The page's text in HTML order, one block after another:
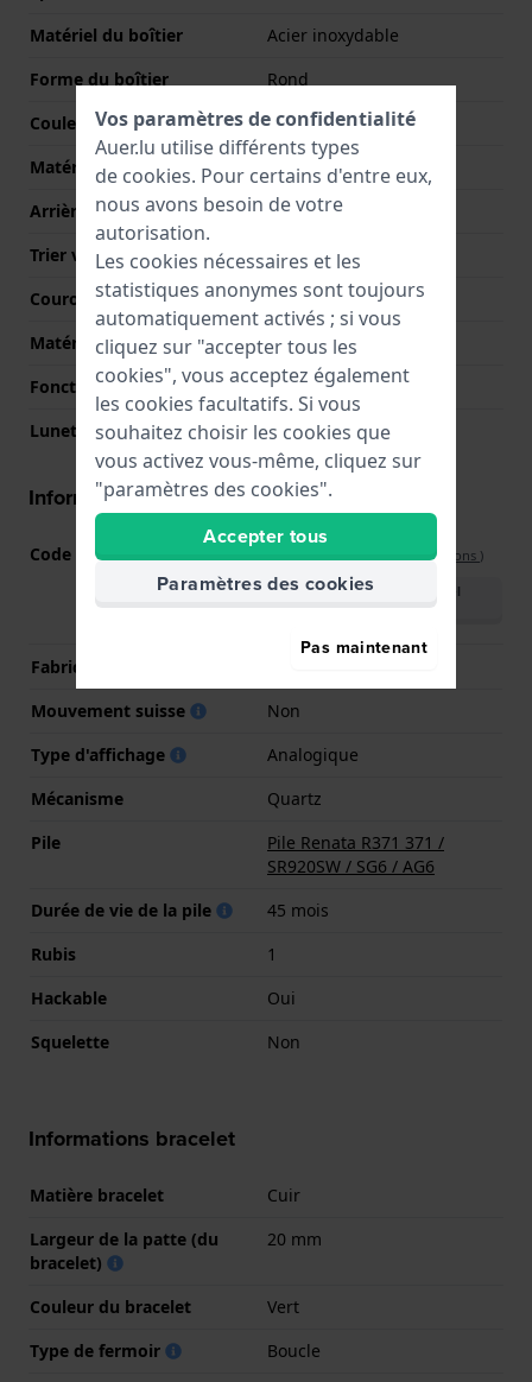
Matériel du boîtier
Acier inoxydable
Forme du boîtier
Rond
Couleur du boîtier
Gris
Matériau du boîtier arrière
Acier inoxydable
Arrière de Boitier
Fond de boîtier vissé
Trier verre
Saphire
Couronne
Couronne de tirer
Matérielle lunette
Acier inoxydable
Fonction de la lunette
24-heures affichage
Lunette tournante
Aucun - Corrigé
Informations mouvement
Code Mouvement Voir les spécifications )
Télécharger le manuel
(English)
Fabricant de mouvement
Mouvement suisse
Non
Type d'affichage
Analogique
Mécanisme
Quartz
Pile
Pile Renata R371 371 /
SR920SW / SG6 / AG6
Durée de vie de la pile
45 mois
Rubis
1
Hackable
Oui
Squelette
Non
Informations bracelet
Matière bracelet
Cuir
Largeur de la patte (du
bracelet)
20 mm
Couleur du bracelet
Vert
Type de fermoir
Boucle
Vos paramètres de confidentialité
Auer.lu utilise différents types
de cookies. Pour certains d'entre eux,
nous avons besoin de votre
autorisation.
Les cookies nécessaires et les
statistiques anonymes sont toujours
automatiquement activés ; si vous
cliquez sur "accepter tous les
cookies", vous acceptez également
les cookies facultatifs. Si vous
souhaitez choisir les cookies que
vous activez vous-même, cliquez sur
"paramètres des cookies".
Accepter tous
Paramètres des cookies
Pas maintenant